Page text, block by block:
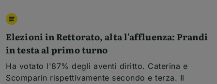
Elezioni in Rettorato, alta l'affluenza: Prandi
in testa al primo turno
Ha votato l'87% degli aventi diritto. Caterina e
Scomparin rispettivamente secondo e terza. Il